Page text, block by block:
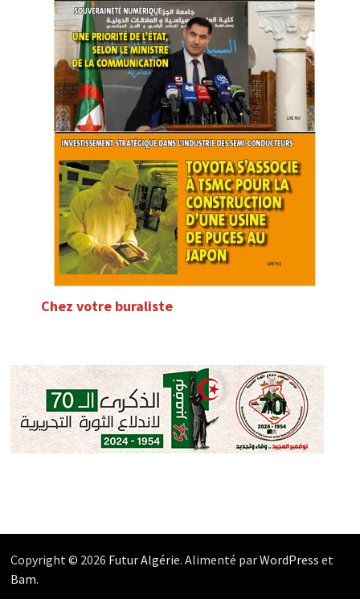
Chez votre buraliste
Copyright © 2026 Futur Algérie. Alimenté parWordPress et
Bam.